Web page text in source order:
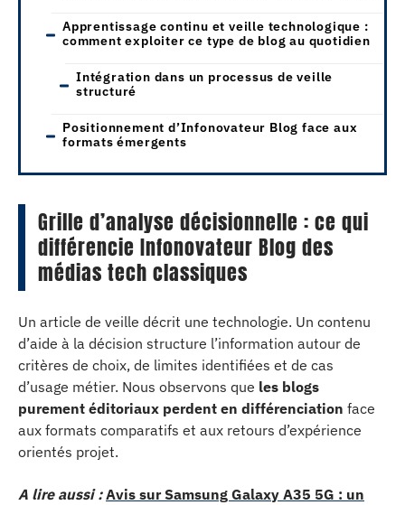
Apprentissage continu et veille technologique :
comment exploiter ce type de blog au quotidien
Intégration dans un processus de veille
structuré
Positionnement d’Infonovateur Blog face aux
formats émergents
Grille d’analyse décisionnelle : ce qui
différencie Infonovateur Blog des
médias tech classiques
Un article de veille décrit une technologie. Un contenu
d’aide à la décision structure l’information autour de
critères de choix, de limites identifiées et de cas
d’usage métier. Nous observons que les blogs
purement éditoriaux perdent en différenciation face
aux formats comparatifs et aux retours d’expérience
orientés projet.
A lire aussi : Avis sur Samsung Galaxy A35 5G : un